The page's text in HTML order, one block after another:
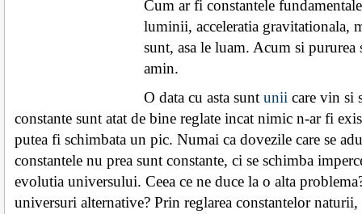
Cum ar fi constantele
luminii, acceleratia gravitationala,
sunt, asa le luam. Acum si
amin.
O data cu asta sunt unii care vin si
constante sunt atat de bine reglate incat nimic n-ar fi
putea fi schimbata un pic. Numai ca dovezile care se
constantele nu prea sunt constante, ci se schimba
evolutia universului. Ceea ce ne duce la o alta
universuri alternative? Prin reglarea constantelor